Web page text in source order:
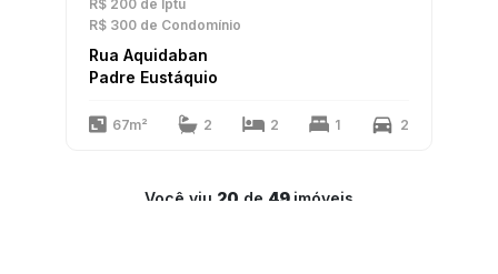
R$ 200 de Iptu
R$ 300 de Condomínio
Rua Aquidaban
Padre Eustáquio
67m² 2 2 1 2
Você viu 20 de 49 imóveis